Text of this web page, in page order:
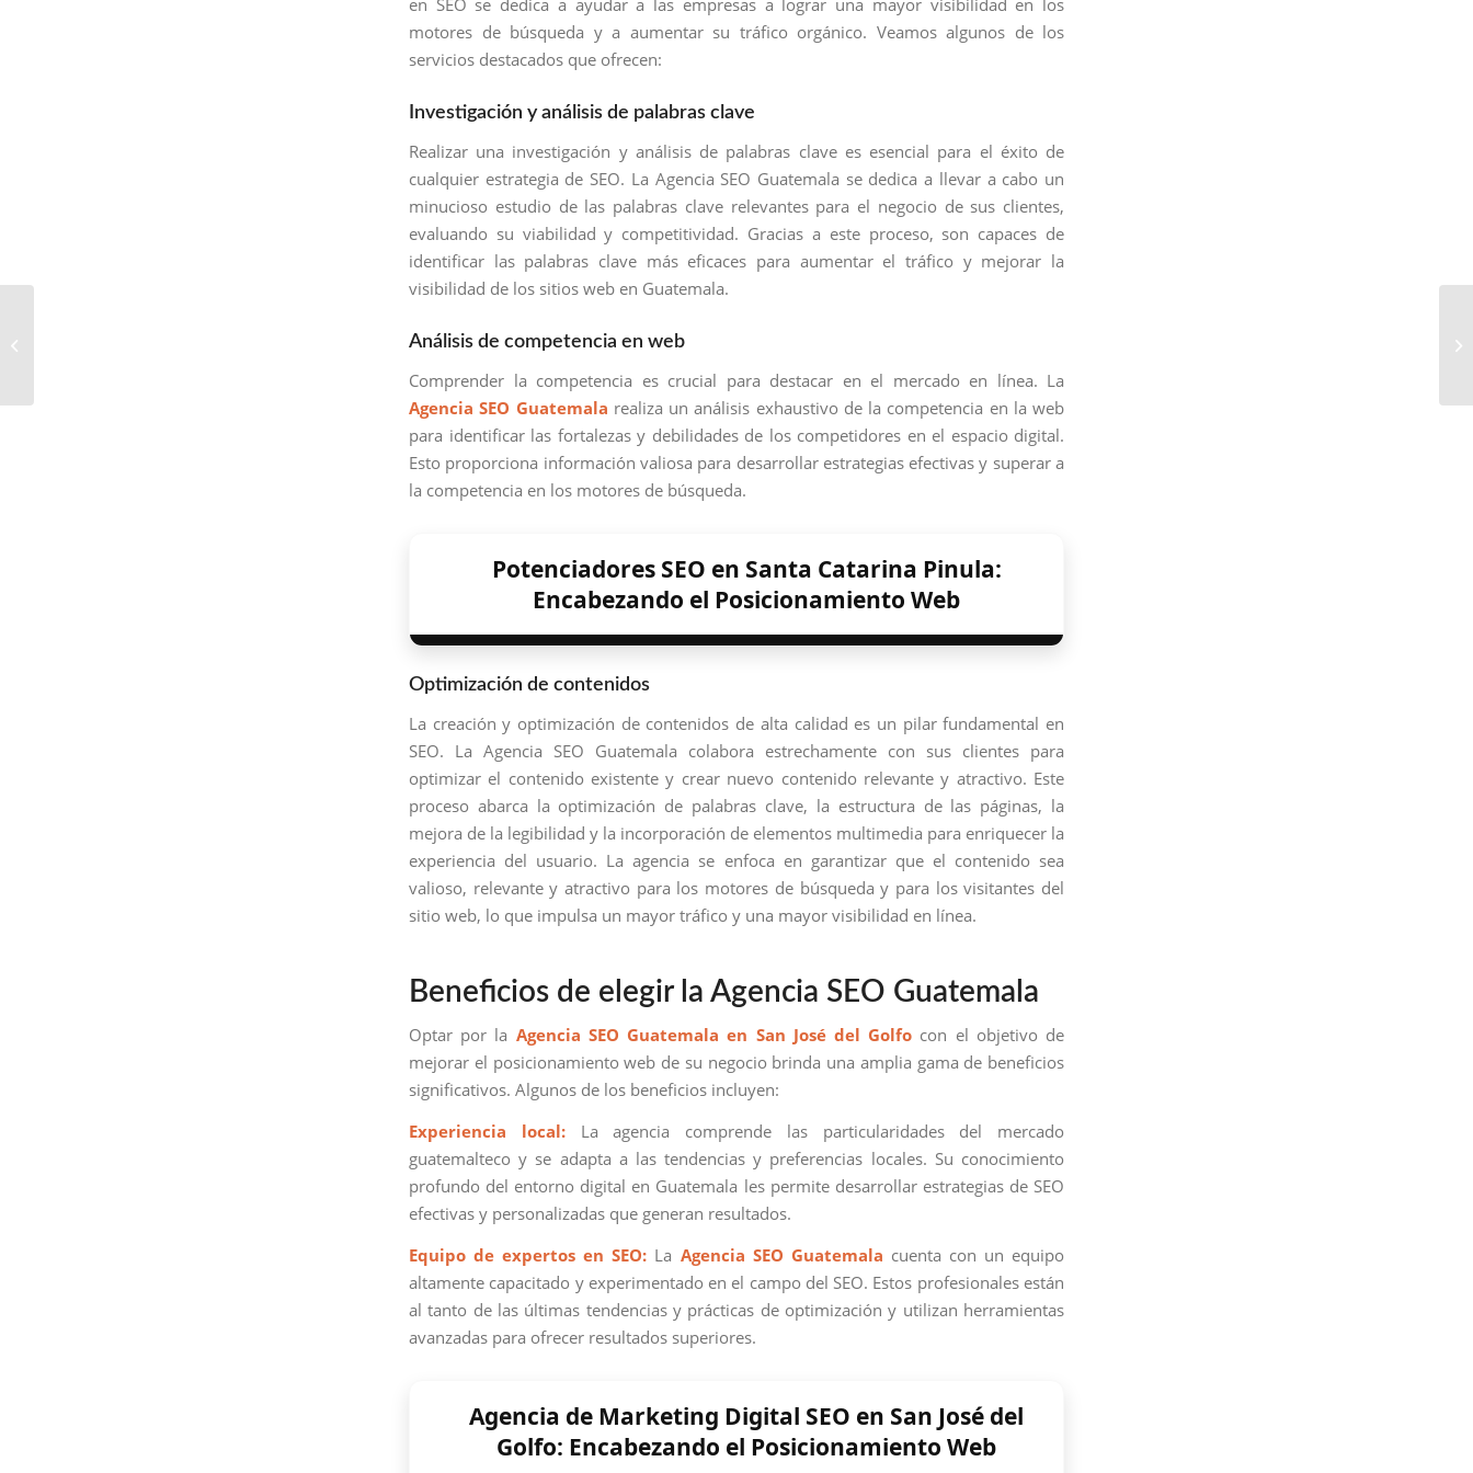
en SEO se dedica a ayudar a las empresas a lograr una mayor visibilidad en los
motores de búsqueda y a aumentar su tráfico orgánico. Veamos algunos de los
servicios destacados que ofrecen:
Investigación y análisis de palabras clave
Realizar una investigación y análisis de palabras clave es esencial para el éxito de
cualquier estrategia de SEO. La Agencia SEO Guatemala se dedica a llevar a cabo un
minucioso estudio de las palabras clave relevantes para el negocio de sus clientes,
evaluando su viabilidad y competitividad. Gracias a este proceso, son capaces de
identificar las palabras clave más eficaces para aumentar el tráfico y mejorar la
visibilidad de los sitios web en Guatemala.
Análisis de competencia en web
Comprender la competencia es crucial para destacar en el mercado en línea. La
Agencia SEO Guatemala realiza un análisis exhaustivo de la competencia en la web
para identificar las fortalezas y debilidades de los competidores en el espacio digital.
Esto proporciona información valiosa para desarrollar estrategias efectivas y superar a
la competencia en los motores de búsqueda.
Potenciadores SEO en Santa Catarina Pinula:
Encabezando el Posicionamiento Web
Optimización de contenidos
La creación y optimización de contenidos de alta calidad es un pilar fundamental en
SEO. La Agencia SEO Guatemala colabora estrechamente con sus clientes para
optimizar el contenido existente y crear nuevo contenido relevante y atractivo. Este
proceso abarca la optimización de palabras clave, la estructura de las páginas, la
mejora de la legibilidad y la incorporación de elementos multimedia para enriquecer la
experiencia del usuario. La agencia se enfoca en garantizar que el contenido sea
valioso, relevante y atractivo para los motores de búsqueda y para los visitantes del
sitio web, lo que impulsa un mayor tráfico y una mayor visibilidad en línea.
Beneficios de elegir la Agencia SEO Guatemala
Optar por la Agencia SEO Guatemala en San José del Golfo con el objetivo de
mejorar el posicionamiento web de su negocio brinda una amplia gama de beneficios
significativos. Algunos de los beneficios incluyen:
Experiencia local:La agencia comprende las particularidades del mercado
guatemalteco y se adapta a las tendencias y preferencias locales. Su conocimiento
profundo del entorno digital en Guatemala les permite desarrollar estrategias de SEO
efectivas y personalizadas que generan resultados.
Equipo de expertos en SEO: La Agencia SEO Guatemala cuenta con un equipo
altamente capacitado y experimentado en el campo del SEO. Estos profesionales están
al tanto de las últimas tendencias y prácticas de optimización y utilizan herramientas
avanzadas para ofrecer resultados superiores.
Agencia de Marketing Digital SEO en San José del
Golfo: Encabezando el Posicionamiento Web